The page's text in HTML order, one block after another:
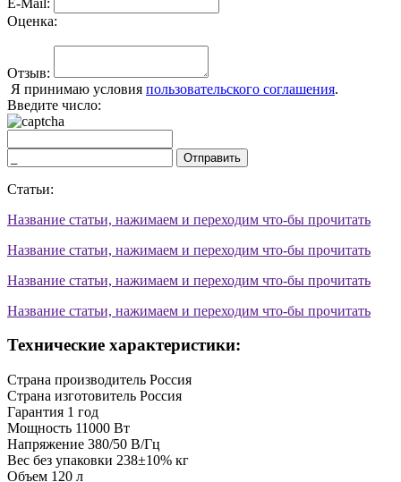
Оценка:
Отзыв:
Я принимаю условия пользовательского соглашения.
Введите число:
Отправить
Статьи:
Название статьи, нажимаем и переходим что-бы прочитать
Название статьи, нажимаем и переходим что-бы прочитать
Название статьи, нажимаем и переходим что-бы прочитать
Название статьи, нажимаем и переходим что-бы прочитать
Технические характеристики:
Страна производитель Россия
Страна изготовитель Россия
Гарантия 1 год
Мощность 11000 Вт
Напряжение 380/50 В/Гц
Вес без упаковки 238±10% кг
Объем 120 л